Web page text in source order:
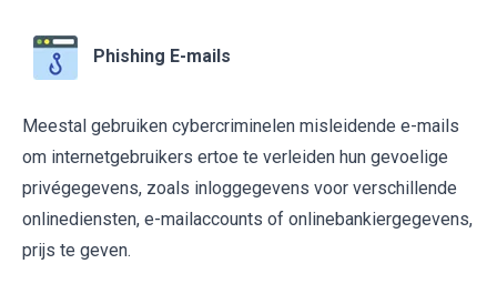
Phishing E-mails
Meestal gebruiken cybercriminelen misleidende e-mails
om internetgebruikers ertoe te verleiden hun gevoelige
privégegevens, zoals inloggegevens voor verschillende
onlinediensten, e-mailaccounts of onlinebankiergegevens,
prijs te geven.